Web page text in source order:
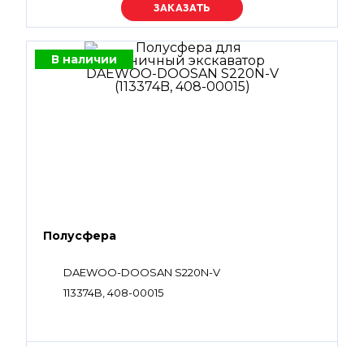
Уточняйте цену
В наличии
Полусфера
DAEWOO-DOOSAN S220N-V
113374B, 408-00015